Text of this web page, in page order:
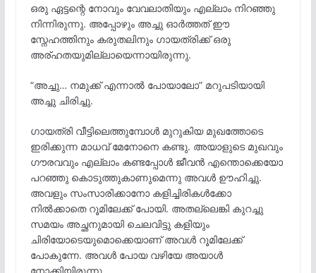
ഒരു ഏട്ടന്റെ നോവും വേവലാതിയും എല്ലാം നിറഞ്ഞു
നിന്നിരുന്നു. അപ്പോഴും അച്ചു ഓർത്തത് ഈ
സ്നേഹത്തിനും കരുതലിനും ഗായത്രിക്ക് ഒരു
അര്ഹതയുമില്ലായെന്നായിരുന്നു.
“അച്ചു… നമുക്ക് എന്നാൽ പോയാലോ” മറുപടിയായി
അച്ചു ചിരിച്ചു.
ഗായത്രി വീട്ടിലെത്തുമ്പോൾ മുറുകിയ മുഖത്തോടെ
ഇരിക്കുന്ന മാധവ് മേനോനെ കണ്ടു. അയാളുടെ മുഖവും
ഗൗരവവും എല്ലാം കണ്ടപ്പോൾ ജീവൻ എന്തൊക്കെയോ
പറഞ്ഞു കൊടുത്തുകാണുമെന്നു അവൾ ഊഹിച്ചു.
അവളും സംസാരിക്കാനോ കളിച്ചിരികൾക്കോ
നിൽക്കാതെ റൂമിലേക്ക് പോയി. അതല്ലെങ്കി കുറച്ചു
സമയം അച്ഛനുമായി ചെലവിട്ടു കളിയും
ചിരിയോടെയുമൊക്കെയാണ് അവൾ റൂമിലേക്ക്
പോകുന്നേ. അവൾ പോയ വഴിയേ അയാൾ